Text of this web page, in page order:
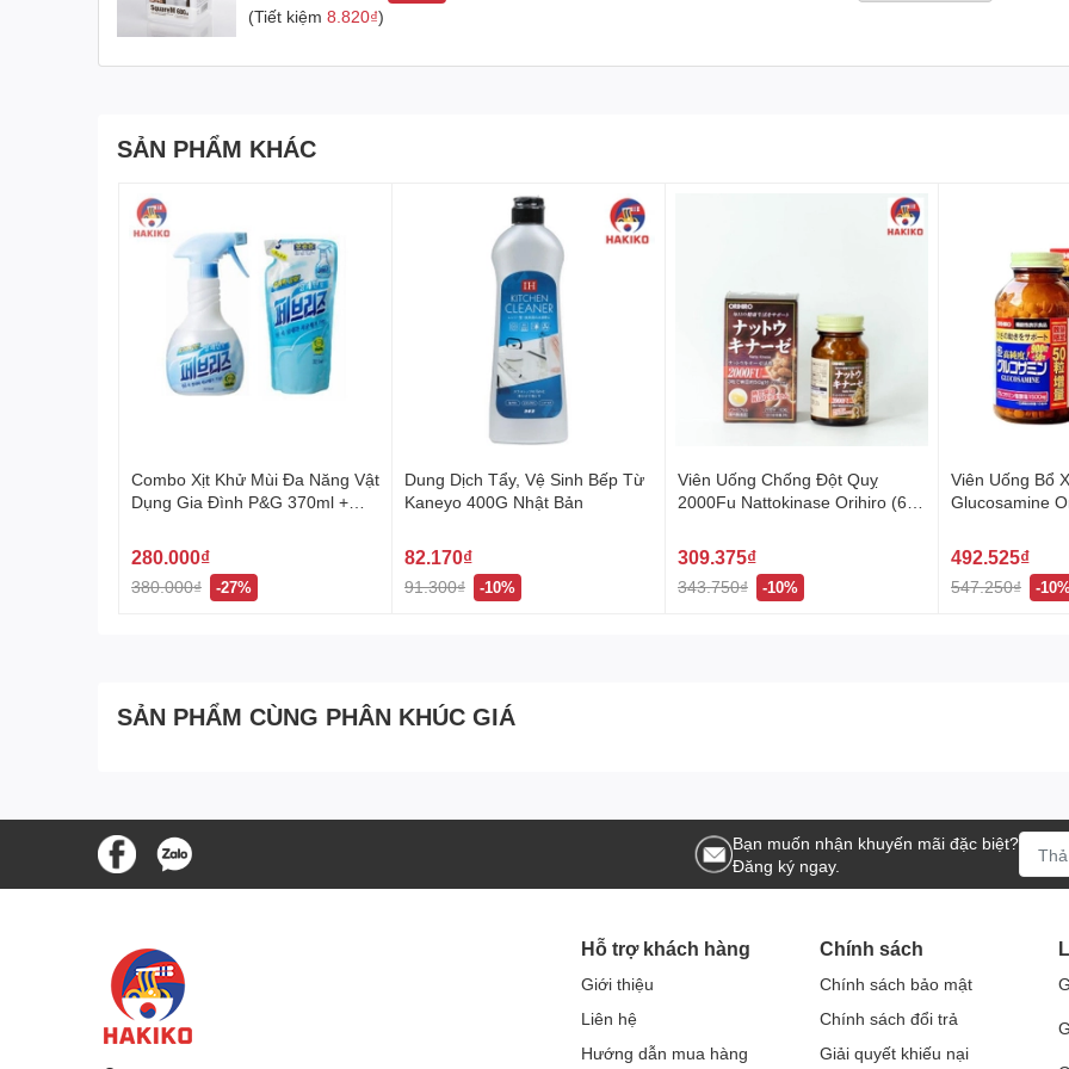
Hộp này không chỉ giữ thực phẩm tươi ngon và sạch sẽ mà còn mang lại sự tiện lợi trong việc lấy thức ăn và
Sử dụng: Đặt thực phẩm vào trong hộp và đóng nắp.
Địa chỉ cung cấp các sản phẩm chính hãng nhập khẩu từ Nhật Bản
Hakiko, nhà phân phối chính thức các sản phẩm chất lượng từ Nhật Bản, tự hào giới thiệu hộp nhựa đựng thực
mang đến sản phẩm tiện ích, chất lượng cao, phù hợp với mọi nhu cầu lưu trữ thực phẩm.
Hộp nhựa đựng thực phẩm nắp liền Nhật Bản không chỉ là sản phẩm lưu trữ tiện ích mà còn góp phần tạo nên
cam kết mang đến cho bạn những sản phẩm chất lượng cao, góp phần nâng cao chất lượng cuộc sống hàng
(Tiết kiệm 8.820₫)
SẢN PHẨM KHÁC
Combo Xịt Khử Mùi Đa Năng Vật
Dụng Gia Đình P&G 370ml +
280.000₫
380.000₫ -27%
Dung Dịch Tẩy, Vệ Sinh Bếp Từ
Kaneyo 400G Nhật Bản
82.170₫
91.300₫ -10%
Viên Uống Chống Đột Quỵ
2000Fu Nattokinase Orihiro (60
309.375₫
343.750₫ -10%
Viên Uống Bổ
Glucosamine
492.525₫
547.250₫ -
SẢN PHẨM CÙNG PHÂN KHÚC GIÁ
Bạn muốn nhận khuyến mãi đặc biệt?
Đăng ký ngay.
Hỗ trợ khách hàng
Giới thiệu
Liên hệ
Hướng dẫn mua hàng
Chính sách
Chính sách bảo mật
Chính sách đổi trả
Giải quyết khiếu nại